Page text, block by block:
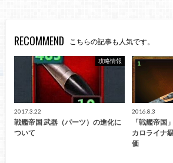
RECOMMEND こちらの記事も人気です。
攻略情報
2017.3.22
戦艦帝国 武器（パーツ）の進化に
ついて
2016.8.3
「戦艦帝
カロライナ
価